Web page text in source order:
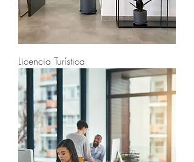
Licencia Turística